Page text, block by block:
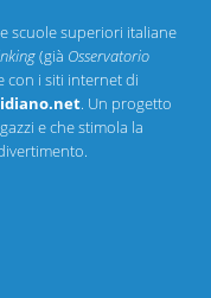
scuole superiori italiane
(già Osservatorio
con i siti internet di
. Un progetto
e che stimola la